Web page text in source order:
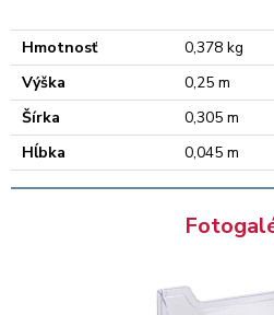
Hmotnosť
0,378 kg
Výška
0,25 m
Šírka
0,305 m
Hĺbka
0,045 m